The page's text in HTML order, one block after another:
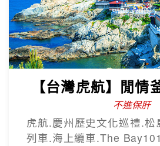
【台灣虎航】閒情
不進保肝
虎航.慶州歷史文化巡禮.松
列車.海上纜車.The